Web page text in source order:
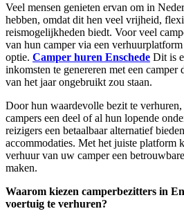
Veel mensen genieten ervan om in
hebben, omdat dit hen veel vrijheid,
reismogelijkheden biedt. Voor veel
van hun camper via een
optie. Camper huren Enschede Dit is
inkomsten te genereren met een camper
van het jaar ongebruikt zou staan.
Door hun waardevolle bezit te
campers een deel of al hun lopende
reizigers een betaalbaar alternatief
accommodaties. Met het juiste platform
verhuur van uw camper een
maken.
Waarom kiezen camperbezitters in
voertuig te verhuren?